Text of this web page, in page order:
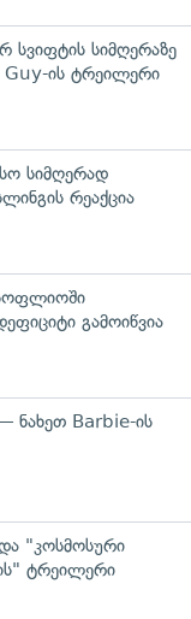
სიმღერაზე
ის ტრეილერი
სიმღერად
რეაქცია
გამოიწვია
ნახეთ Barbie-ის
"კოსმოსური
ტრეილერი